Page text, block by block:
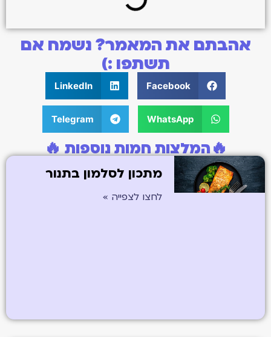
אהבתם את המאמר? נשמח אם
תשתפו :)
Facebook
LinkedIn
WhatsApp
Telegram
🔥המלצות חמות נוספות 🔥
מתכון לסלמון בתנור
לחצו לצפייה »